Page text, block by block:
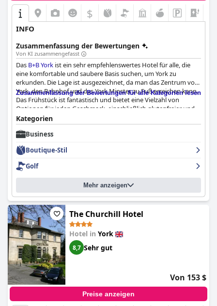
$
INFO
Zusammenfassung der Bewertungen
Von KI zusammengefasst
Das B+B York ist ein sehr empfehlenswertes Hotel für alle, die
eine komfortable und saubere Basis suchen, um York zu
erkunden. Die Lage ist ausgezeichnet, da man das Zentrum von
York, den Bahnhof und das York Minster zu Fuß erreichen kann.
Das Frühstück ist fantastisch und bietet eine Vielzahl von
Optionen für jeden Geschmack, einschließlich glutenfreier und
milchfreier Gerichte. Die Zimmer sind geräumig, komfortabel
und makellos sauber und verfügen über eine erstklassige
Einrichtung und Annehmlichkeiten. Das freundliche, hilfsbereite
und zuvorkommende Personal sorgt dafür, dass sich die Gäste
willkommen und wie zu Hause fühlen. Die Parkmöglichkeiten
sind günstig und bieten erschwingliche Optionen. Die Betten
sind bequem und gemütlich mit sauberer und frischer
Bettwäsche. Das Hotel ist auch sehr hundefreundlich, mit
freundlichem Personal und Annehmlichkeiten für Haustiere.
Insgesamt ist dasB+B Yorkeine schöne und saubere Unterkunft
in York mit außergewöhnlichem Personal und
Annehmlichkeiten.
Zusammenfassung der Bewertungen für alle Kategorien lesen
Kategorien
Business
Boutique-Stil
Golf
Mehr anzeigen
The Churchill Hotel
Hotel in York
8,7 Sehr gut
Von 153 $
Preise anzeigen